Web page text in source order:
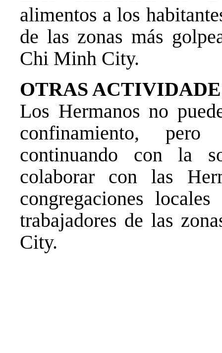
alimentos a los
de las zonas más
Chi Minh City.
OTRAS
Los Hermanos no
confinamiento, pero
continuando con la
colaborar con las
congregaciones
trabajadores de las
City.